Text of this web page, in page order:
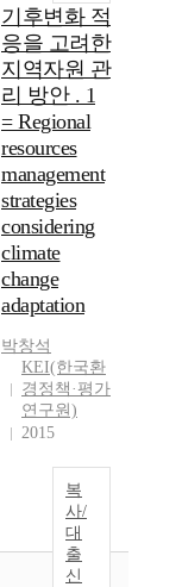
기후변화 적
응을 고려한
지역자원 관
리 방안 . 1
= Regional
resources
management
strategies
considering
climate
change
adaptation
박창석
KEI(한국환
경정책·평가
연구원)
2015
복
사/
대
출
신